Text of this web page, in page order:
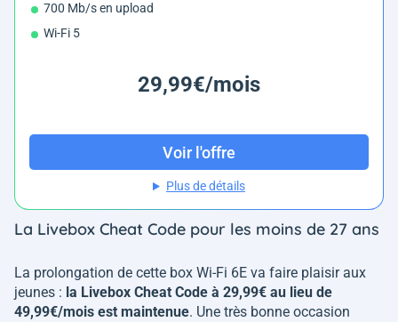
700 Mb/s en upload
Wi-Fi 5
29,99€/mois
Voir l'offre
Plus de détails
La Livebox Cheat Code pour les moins de 27 ans
La prolongation de cette box Wi-Fi 6E va faire plaisir aux
jeunes : la Livebox Cheat Code à 29,99€ au lieu de
49,99€/mois est maintenue. Une très bonne occasion